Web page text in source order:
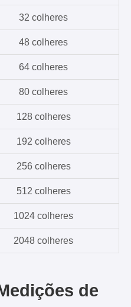
32 colheres
48 colheres
64 colheres
80 colheres
128 colheres
192 colheres
256 colheres
512 colheres
1024 colheres
2048 colheres
de